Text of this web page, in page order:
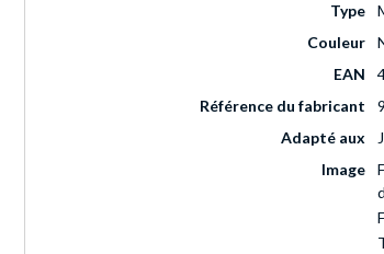
Type
Couleur
EAN
Référence du fabricant
Adapté aux
Image